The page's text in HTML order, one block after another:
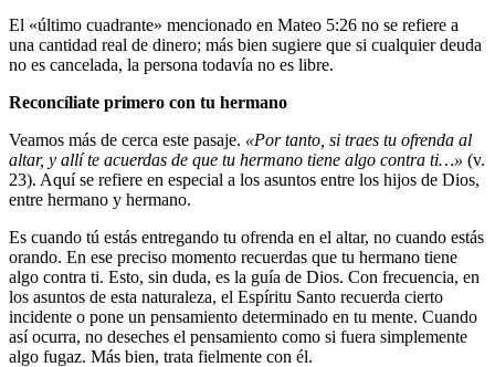
El «último cuadrante» mencionado en Mateo 5:26 no se refiere a
una cantidad real de dinero; más bien sugiere que si cualquier deuda
no es cancelada, la persona todavía no es libre.
Reconcíliate primero con tu hermano
Veamos más de cerca este pasaje. «Por tanto, si traes tu ofrenda al
altar, y allí te acuerdas de que tu hermano tiene algo contra ti…» (v.
23). Aquí se refiere en especial a los asuntos entre los hijos de Dios,
entre hermano y hermano.
Es cuando tú estás entregando tu ofrenda en el altar, no cuando estás
orando. En ese preciso momento recuerdas que tu hermano tiene
algo contra ti. Esto, sin duda, es la guía de Dios. Con frecuencia, en
los asuntos de esta naturaleza, el Espíritu Santo recuerda cierto
incidente o pone un pensamiento determinado en tu mente. Cuando
así ocurra, no deseches el pensamiento como si fuera simplemente
algo fugaz. Más bien, trata fielmente con él.